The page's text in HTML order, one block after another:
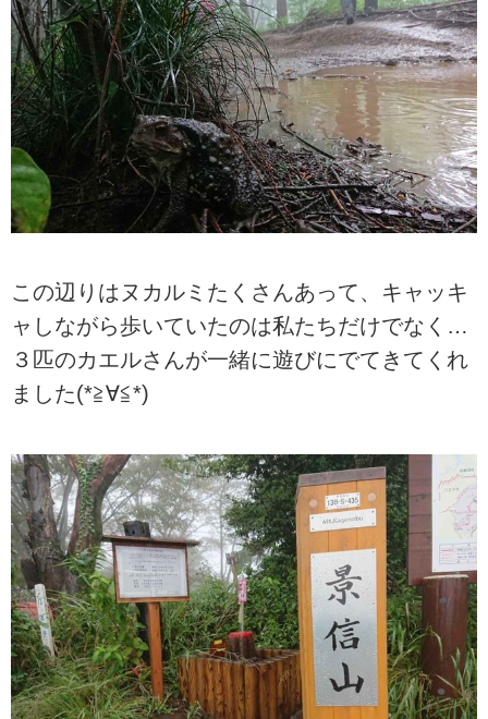
この辺りはヌカルミたくさんあって、キャッキ
ャしながら歩いていたのは私たちだけでなく…
３匹のカエルさんが一緒に遊びにでてきてくれ
ました(*≧∀≦*)